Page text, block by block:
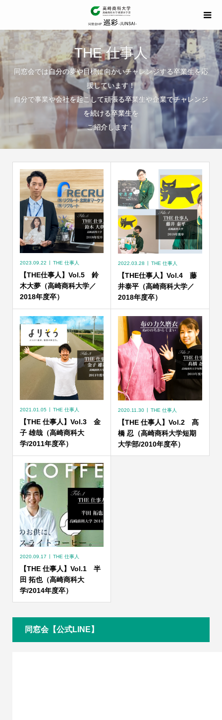
THE 仕事人
同窓会では自分の夢や目標に向かいチャレンジする卒業生を応
援しています！
自分で事業や会社を起こして頑張る卒業生や企業でチャレンジ
を続ける卒業生を
ご紹介します！
2023.09.22 THE 仕事人
【THE仕事人】Vol.5 鈴
木大夢（高崎商科大学／
2018年度卒）
2022.03.28 THE 仕事人
【THE仕事人】Vol.4 藤
井泰平（高崎商科大学／
2018年度卒）
2021.01.05 THE 仕事人
【THE 仕事人】Vol.3 金
子 雄哉（高崎商科大
学/2011年度卒）
2020.11.30 THE 仕事人
【THE 仕事人】Vol.2 髙
橋 忍（高崎商科大学短期
大学部/2010年度卒）
2020.09.17 THE 仕事人
【THE 仕事人】Vol.1 半
田 拓也（高崎商科大
学/2014年度卒）
同窓会【公式LINE】